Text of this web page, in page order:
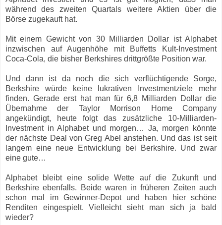
während des zweiten Quartals weitere Aktien über die
Börse zugekauft hat.
Mit einem Gewicht von 30 Milliarden Dollar ist Alphabet
inzwischen auf Augenhöhe mit Buffetts Kult-Investment
Coca-Cola, die bisher Berkshires drittgrößte Position war.
Und dann ist da noch die sich verflüchtigende Sorge,
Berkshire würde keine lukrativen Investmentziele mehr
finden. Gerade erst hat man für 6,8 Milliarden Dollar die
Übernahme der Taylor Morrison Home Company
angekündigt, heute folgt das zusätzliche 10-Milliarden-
Investment in Alphabet und morgen… Ja, morgen könnte
der nächste Deal von Greg Abel anstehen. Und das ist seit
langem eine neue Entwicklung bei Berkshire. Und zwar
eine gute…
Alphabet bleibt eine solide Wette auf die Zukunft und
Berkshire ebenfalls. Beide waren in früheren Zeiten auch
schon mal im Gewinner-Depot und haben hier schöne
Renditen eingespielt. Vielleicht sieht man sich ja bald
wieder?